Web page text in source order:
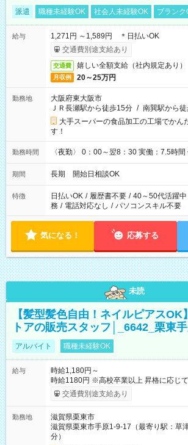
派遣 職種未経験OK 社会人未経験OK ブランク
給与
1,271円 ～1,589円 ＊日払いOK
交通費別途支給あり
交通費 嬉しい全額支給（社内規定あり）
月収例 20～25万円
勤務地
大阪府東大阪市
ＪＲ長瀬駅から徒歩15分 / 南巽駅から
大手スーパーの食品加工の工場でかん
す！
勤務時間 〈夜勤〉 0：00～翌8：30 実働：7.5時
期間 長期 開始日相談OK
特徴 日払いOK / 履歴書不要 / 40～50代活躍中
務 / 電話対応なし / パソコンスキル不要
気になる！ 応募する
未読
【髪型髪色自由！ネイルピアスOK
トアの販売スタッフ│_6642_栗東
アルバイト 職種未経験OK
給与
時給1,180円～
時給1180円 ※高校卒業以上 昇格に応じ
（大学生は＋20円まで） ※高校生は対象外 試用期間あり：入
日から3ヶ月間／本採用と待遇は変わりません。 【試用
と同じです。
交通費別途支給あり
勤務地
滋賀県栗東市
滋賀県栗東市手原1-9-17（最寄り駅：草
分）